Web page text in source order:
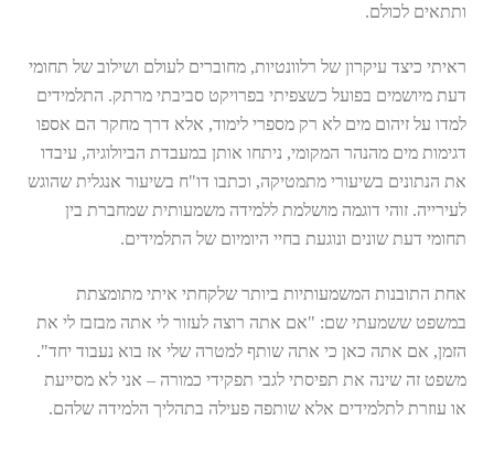
ותתאים לכולם.
ראיתי כיצד עיקרון של רלוונטיות, מחוברים לעולם ושילוב של תחומי
דעת מיושמים בפועל כשצפיתי בפרויקט סביבתי מרתק. התלמידים
למדו על זיהום מים לא רק מספרי לימוד, אלא דרך מחקר הם אספו
דגימות מים מהנהר המקומי, ניתחו אותן במעבדת הביולוגיה, עיבדו
את הנתונים בשיעורי מתמטיקה, וכתבו דו"ח בשיעור אנגלית שהוגש
לעירייה. זוהי דוגמה מושלמת ללמידה משמעותית שמחברת בין
תחומי דעת שונים ונוגעת בחיי היומיום של התלמידים.
אחת התובנות המשמעותיות ביותר שלקחתי איתי מתומצתת
במשפט ששמעתי שם: "אם אתה רוצה לעזור לי אתה מבזבז לי את
הזמן, אם אתה כאן כי אתה שותף למטרה שלי אז בוא נעבוד יחד".
משפט זה שינה את תפיסתי לגבי תפקידי כמורה – אני לא מסייעת
או עוזרת לתלמידים אלא שותפה פעילה בתהליך הלמידה שלהם.